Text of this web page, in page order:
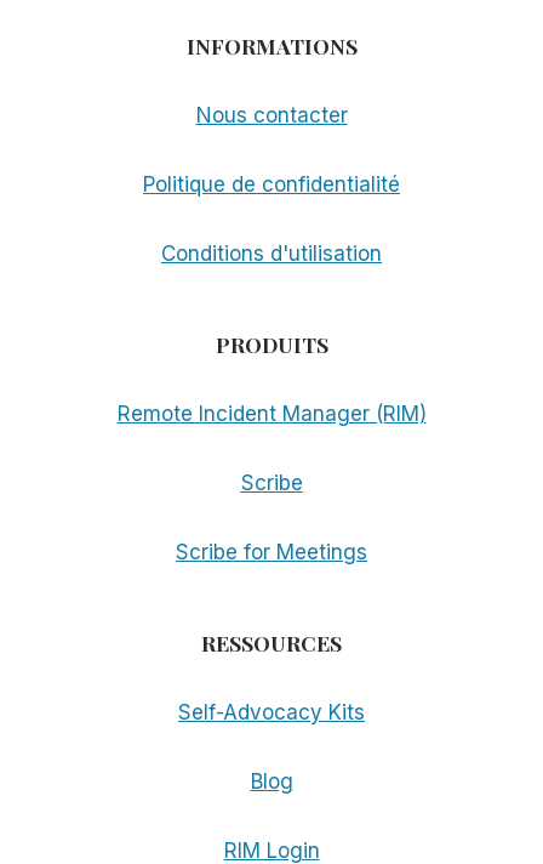
INFORMATIONS
Nous contacter
Politique de confidentialité
Conditions d'utilisation
PRODUITS
Remote Incident Manager (RIM)
Scribe
Scribe for Meetings
RESSOURCES
Self-Advocacy Kits
Blog
RIM Login